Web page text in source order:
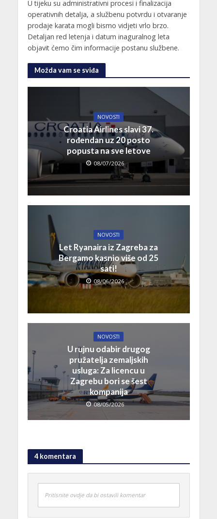
U tijeku su administrativni procesi i finalizacija
operativnih detalja, a službenu potvrdu i otvaranje
prodaje karata mogli bismo vidjeti vrlo brzo.
Detaljan red letenja i datum inaguralnog leta
objavit ćemo čim informacije postanu službene.
Možda vam se sviđa
NOVOSTI
Croatia Airlines slavi 37.
rođendan uz 20 posto
popusta na sve letove
08/07/2026
NOVOSTI
Let Ryanaira iz Zagreba za
Bergamo kasnio više od 25
sati!
08/06/2026
NOVOSTI
U rujnu odabir drugog
pružatelja zemaljskih
usluga: Za licencu u
Zagrebu bori se šest
kompanija
08/05/2026
4 komentara
Pritisnite ovdje da bi ostavili komentar